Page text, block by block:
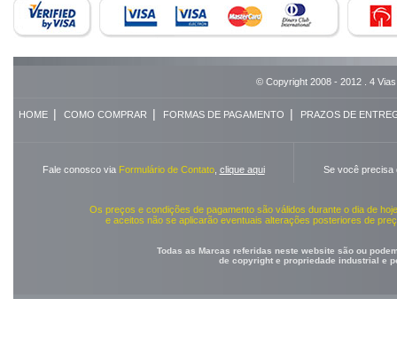
© Copyright 2008 - 2012 . 4
HOME| COMO COMPRAR | FORMAS DE PAGAMENTO | PRAZOS DE
Fale conosco via Formulário de Contato, clique aqui Se você precisa
Os preços e condições de pagamento são válidos durante o dia de
e aceitos não se aplicarão eventuais alterações posteriores de
Todas as Marcas referidas neste website são ou
de copyright e propriedade industrial e